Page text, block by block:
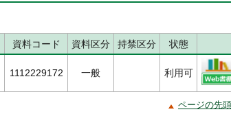
資料コード 資料区分 持禁区分 状態
1112229172 一般 利用可
ページの先